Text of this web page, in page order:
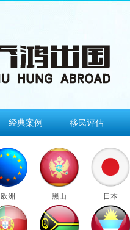
经典案例 移民评估
欧洲 黑山 日本